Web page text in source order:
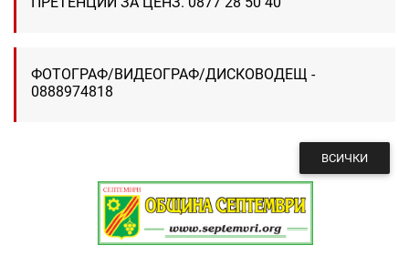
ФОТОГРАФ/ВИДЕОГРАФ/ДИСКОВОДЕЩ -
0888974818
ВСИЧКИ